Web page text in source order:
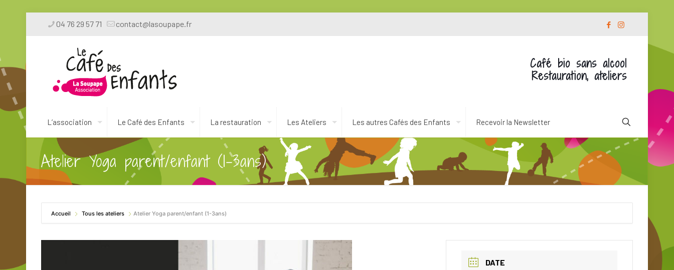
04 76 29 57 71 contact@lasoupape.fr
L’association Le Café des Enfants La restauration Les Ateliers Les autres Cafés des Enfants Recevoir la Newsletter
Café bio sans alcool
Restauration, ateliers
Atelier Yoga parent/enfant (1-3ans)
Accueil Tous les ateliers Atelier Yoga parent/enfant (1-3ans)
DATE